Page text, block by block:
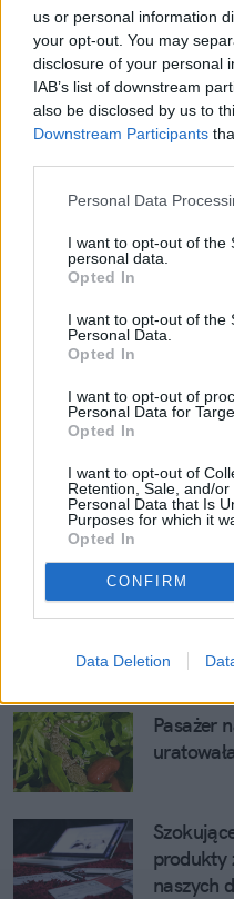
us or personal information
your opt-out. You may
disclosure of your personal
IAB’s list of downstream
also be disclosed by us to
Downstream Participants
Personal Data
I want to opt-out of the
personal data.
Opted In
I want to opt-out of the
Personal Data.
Opted In
I want to opt-out of
Personal Data for
Opted In
I want to opt-out of
Retention, Sale, and/
Personal Data that Is
Purposes for which it
Opted In
CONFIRM
Data Deletion
USB nie spełniała norm
się do 88 stopni
normie 77 stopni),
pożarowe. Shein od
produkty z oferty, a
postanowiła
Zaczyna
Już
wyższy
Tam
Pasażer
produkty
naszych